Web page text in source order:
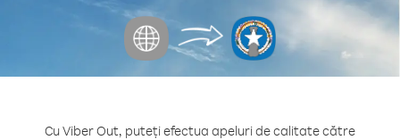
Cu Viber Out, puteți efectua apeluri de calitate către